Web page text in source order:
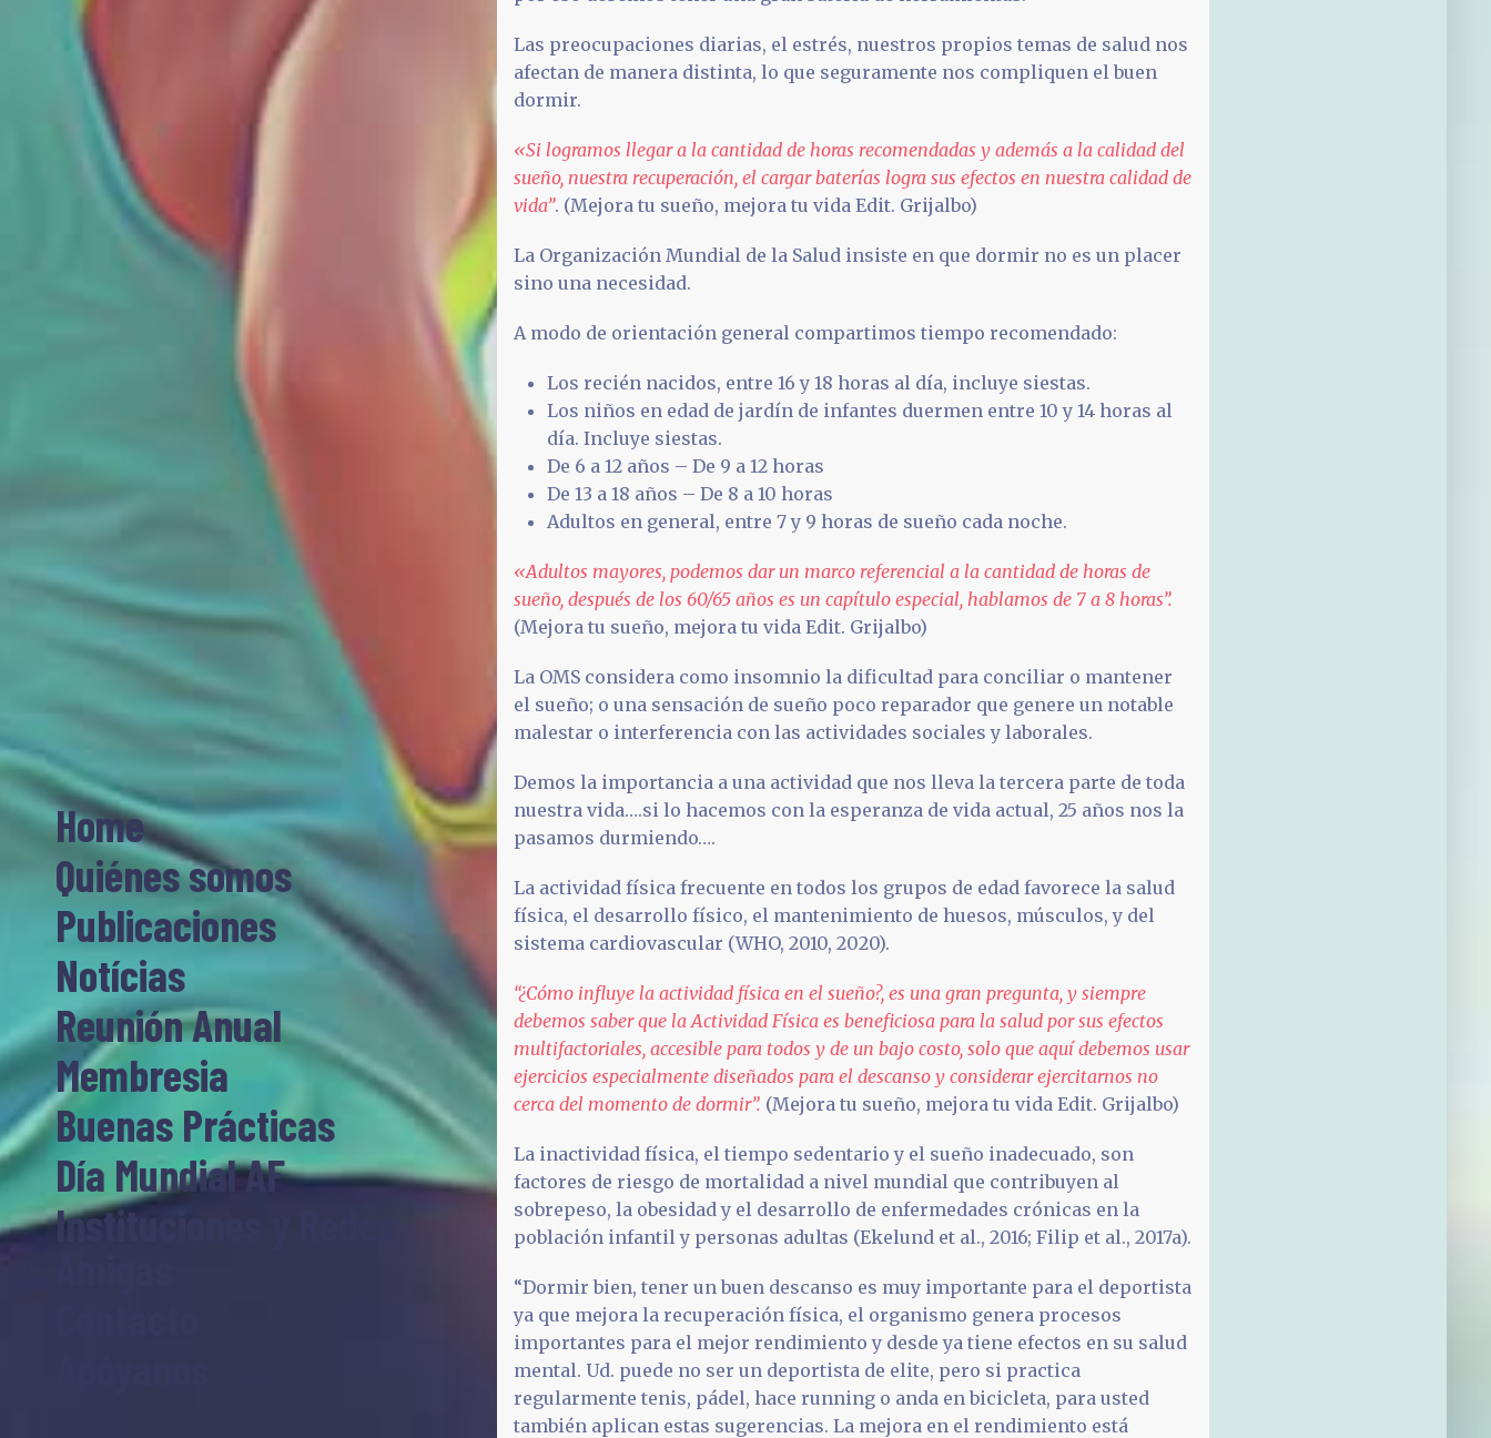
Home
Quiénes somos
Publicaciones
Notícias
Reunión Anual
Membresia
Buenas Prácticas
Día Mundial AF
Instituciones y Redes
Las preocupaciones diarias, el estrés, nuestros propios temas de salud nos
afectan de manera distinta, lo que seguramente nos compliquen el buen
dormir.
«Si logramos llegar a la cantidad de horas recomendadas y además a la calidad del
sueño, nuestra recuperación, el cargar baterías logra sus efectos en nuestra calidad de
vida”. (Mejora tu sueño, mejora tu vida Edit. Grijalbo)
La Organización Mundial de la Salud insiste en que dormir no es un placer
sino una necesidad.
A modo de orientación general compartimos tiempo recomendado:
Los recién nacidos, entre 16 y 18 horas al día, incluye siestas.
Los niños en edad de jardín de infantes duermen entre 10 y 14 horas al
día. Incluye siestas.
De 6 a 12 años – De 9 a 12 horas
De 13 a 18 años – De 8 a 10 horas
Adultos en general, entre 7 y 9 horas de sueño cada noche.
«Adultos mayores, podemos dar un marco referencial a la cantidad de horas de
sueño, después de los 60/65 años es un capítulo especial, hablamos de 7 a 8 horas”.
(Mejora tu sueño, mejora tu vida Edit. Grijalbo)
La OMS considera como insomnio la dificultad para conciliar o mantener
el sueño; o una sensación de sueño poco reparador que genere un notable
malestar o interferencia con las actividades sociales y laborales.
Demos la importancia a una actividad que nos lleva la tercera parte de toda
nuestra vida….si lo hacemos con la esperanza de vida actual, 25 años nos la
pasamos durmiendo….
La actividad física frecuente en todos los grupos de edad favorece la salud
física, el desarrollo físico, el mantenimiento de huesos, músculos, y del
sistema cardiovascular (WHO, 2010, 2020).
“¿Cómo influye la actividad física en el sueño?, es una gran pregunta, y siempre
debemos saber que la Actividad Física es beneficiosa para la salud por sus efectos
multifactoriales, accesible para todos y de un bajo costo, solo que aquí debemos usar
ejercicios especialmente diseñados para el descanso y considerar ejercitarnos no
cerca del momento de dormir”. (Mejora tu sueño, mejora tu vida Edit. Grijalbo)
La inactividad física, el tiempo sedentario y el sueño inadecuado, son
factores de riesgo de mortalidad a nivel mundial que contribuyen al
sobrepeso, la obesidad y el desarrollo de enfermedades crónicas en la
población infantil y personas adultas (Ekelund et al., 2016; Filip et al., 2017a).
“Dormir bien, tener un buen descanso es muy importante para el deportista
ya que mejora la recuperación física, el organismo genera procesos
importantes para el mejor rendimiento y desde ya tiene efectos en su salud
mental. Ud. puede no ser un deportista de elite, pero si practica
regularmente tenis, pádel, hace running o anda en bicicleta, para usted
también aplican estas sugerencias. La mejora en el rendimiento está